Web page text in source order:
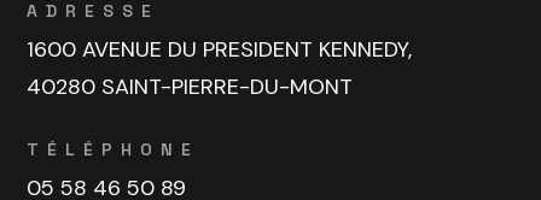
ADRESSE
1600 AVENUE DU PRESIDENT KENNEDY,
40280 SAINT-PIERRE-DU-MONT
TÉLÉPHONE
05 58 46 50 89